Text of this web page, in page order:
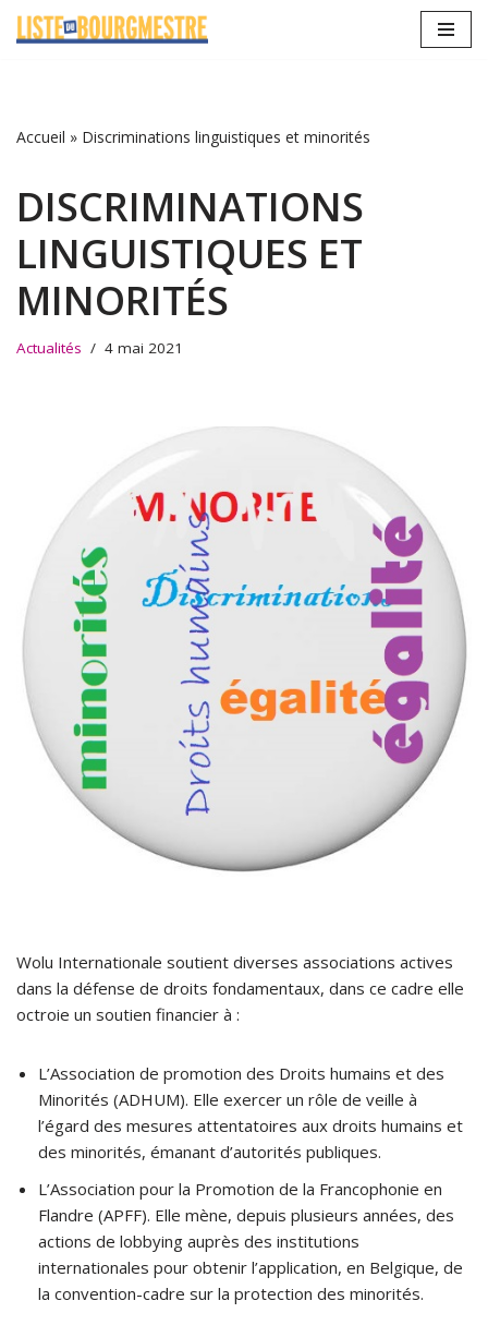
Accueil » Discriminations linguistiques et minorités
DISCRIMINATIONS
LINGUISTIQUES ET
MINORITÉS
Actualités 4 mai 2021
Wolu Internationale soutient diverses associations actives
dans la défense de droits fondamentaux, dans ce cadre elle
octroie un soutien financier à :
L’Association de promotion des Droits humains et des
Minorités (ADHUM). Elle exercer un rôle de veille à
l’égard des mesures attentatoires aux droits humains et
des minorités, émanant d’autorités publiques.
L’Association pour la Promotion de la Francophonie en
Flandre (APFF). Elle mène, depuis plusieurs années, des
actions de lobbying auprès des institutions
internationales pour obtenir l’application, en Belgique, de
la convention-cadre sur la protection des minorités.